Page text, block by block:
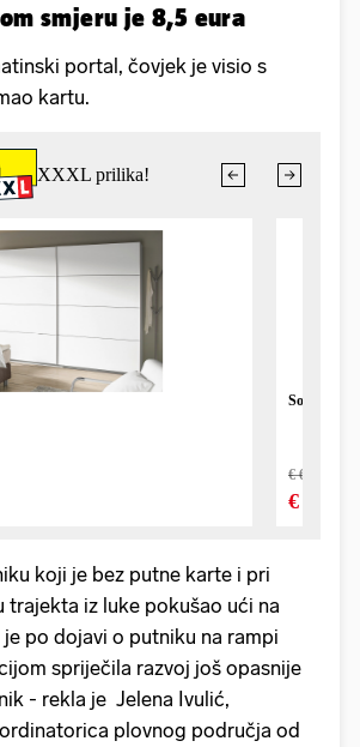
smjeru je 8,5 eura
portal, čovjek je visio s
kartu.
koji je bez putne karte i pri
trajekta iz luke pokušao ući na
po dojavi o putniku na rampi
spriječila razvoj još opasnije
- rekla je Jelena Ivulić,
plovnog područja od